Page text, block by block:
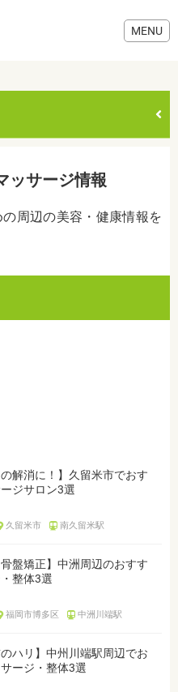
歯医者・病院 おでかけ
院
ッサージ情報
周辺の美容・健康情報を
の解消に！】久留米市でおす
ジサロン3選
久留米市 南久留米駅
骨盤矯正】中洲周辺のおすす
整体3選
福岡市博多区 中洲川端駅
のハリ】中州川端駅周辺でお
ージ・整体3選